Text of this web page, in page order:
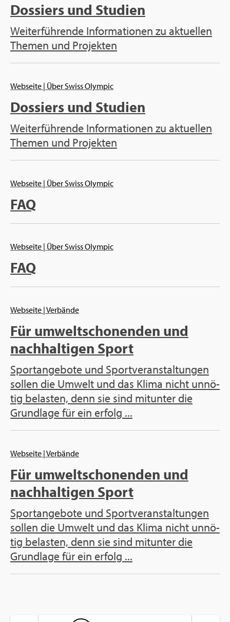
Dos­siers und Stu­di­en
Wei­ter­füh­ren­de In­for­ma­tio­nen zu ak­tu­el­len
The­men und Pro­jek­ten
Web­sei­te | Über Swiss Olym­pic
Dos­siers und Stu­di­en
Wei­ter­füh­ren­de In­for­ma­tio­nen zu ak­tu­el­len
The­men und Pro­jek­ten
Web­sei­te | Über Swiss Olym­pic
FAQ
Web­sei­te | Über Swiss Olym­pic
FAQ
Web­sei­te | Ver­bän­de
Für um­welt­scho­nen­den und
nach­hal­ti­gen Sport
Sport­an­ge­bo­te und Sport­ver­an­stal­tun­gen
sol­len die Um­welt und das Klima nicht un­nö­
tig be­las­ten, denn sie sind mit­un­ter die
Grund­la­ge für ein er­folg ...
Web­sei­te | Ver­bän­de
Für um­welt­scho­nen­den und
nach­hal­ti­gen Sport
Sport­an­ge­bo­te und Sport­ver­an­stal­tun­gen
sol­len die Um­welt und das Klima nicht un­nö­
tig be­las­ten, denn sie sind mit­un­ter die
Grund­la­ge für ein er­folg ...